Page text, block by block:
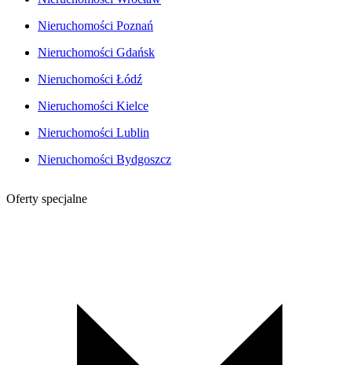
Nieruchomości Poznań
Nieruchomości Gdańsk
Nieruchomości Łódź
Nieruchomości Kielce
Nieruchomości Lublin
Nieruchomości Bydgoszcz
Oferty specjalne